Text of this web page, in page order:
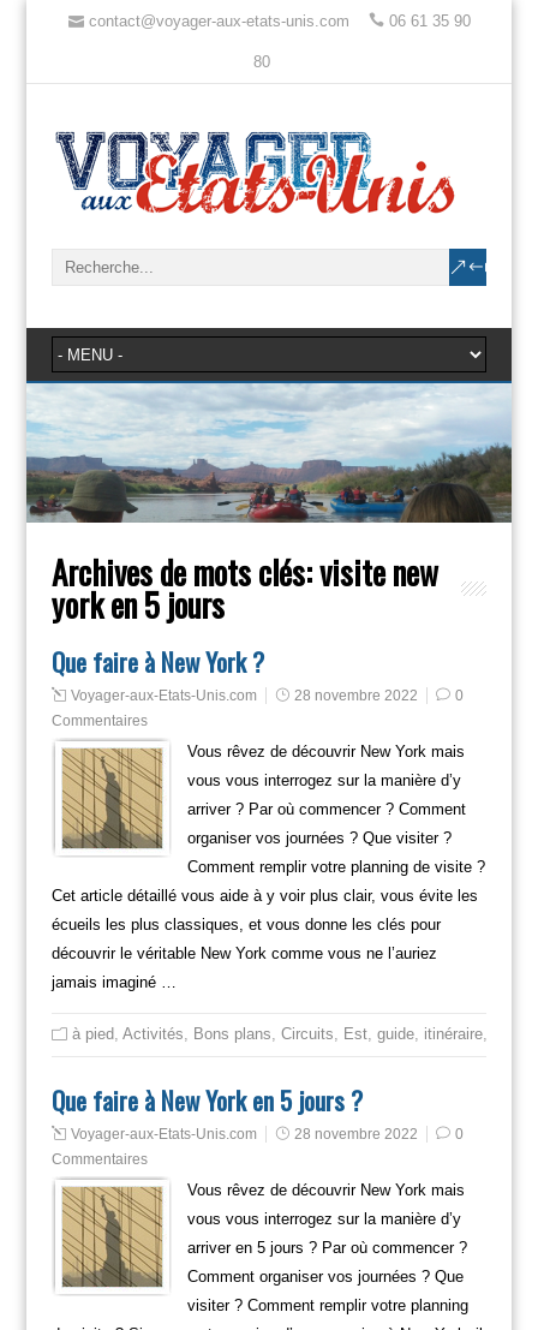
contact@voyager-aux-etats-unis.com 06 61 35 90
80
Archives de mots clés:visite new
york en 5 jours
Que faire à New York ?
Voyager-aux-Etats-Unis.com 28 novembre 2022
0
Commentaires
Vous rêvez de découvrir New York mais
vous vous interrogez sur la manière d’y
arriver ? Par où commencer ? Comment
organiser vos journées ? Que visiter ?
Comment remplir votre planning de visite ?
Cet article détaillé vous aide à y voir plus clair, vous évite les
écueils les plus classiques, et vous donne les clés pour
découvrir le véritable New York comme vous ne l’auriez
jamais imaginé …
à pied Activités Bons plans Circuits Est, guide, itinéraire,
Que faire à New York en 5 jours ?
Voyager-aux-Etats-Unis.com 28 novembre 2022
0
Commentaires
Vous rêvez de découvrir New York mais
vous vous interrogez sur la manière d’y
arriver en 5 jours ? Par où commencer ?
Comment organiser vos journées ? Que
visiter ? Comment remplir votre planning